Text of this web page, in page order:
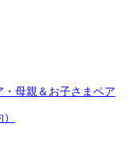
母親＆お子さまペア